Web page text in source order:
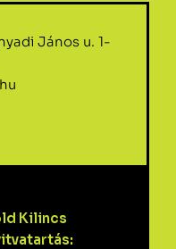
János u. 1-
Kilincs